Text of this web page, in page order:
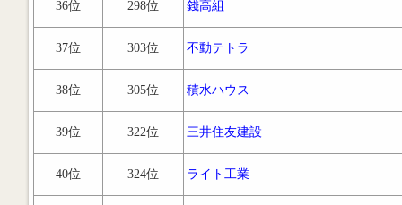
36位 298位 錢高組
37位 303位 不動テトラ
38位 305位 積水ハウス
39位 322位 三井住友建設
40位 324位 ライト工業